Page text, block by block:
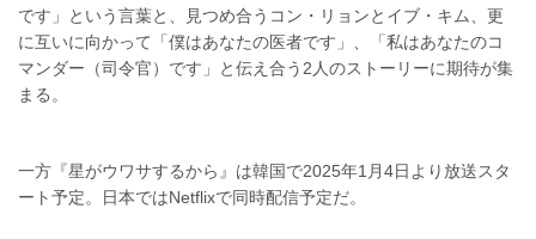
です」という言葉と、見つめ合うコン・リョンとイブ・キム、更
に互いに向かって「僕はあなたの医者です」、「私はあなたのコ
マンダー（司令官）です」と伝え合う2人のストーリーに期待が集
まる。
一方『星がウワサするから』は韓国で2025年1月4日より放送スタ
ート予定。日本ではNetflixで同時配信予定だ。